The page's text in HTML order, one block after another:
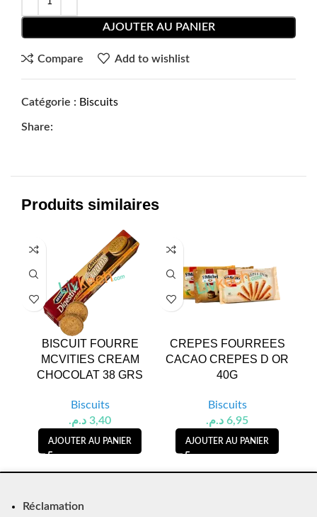
AJOUTER AU PANIER
Compare Add to wishlist
Catégorie : Biscuits
Share:
Produits similaires
BISCUIT FOURRE
MCVITIES CREAM
CHOCOLAT 38 GRS
Biscuits
3,40 د.م.
AJOUTER AU PANIER
CREPES FOURREES
CACAO CREPES D OR
40G
Biscuits
6,95 د.م.
AJOUTER AU PANIER
Réclamation